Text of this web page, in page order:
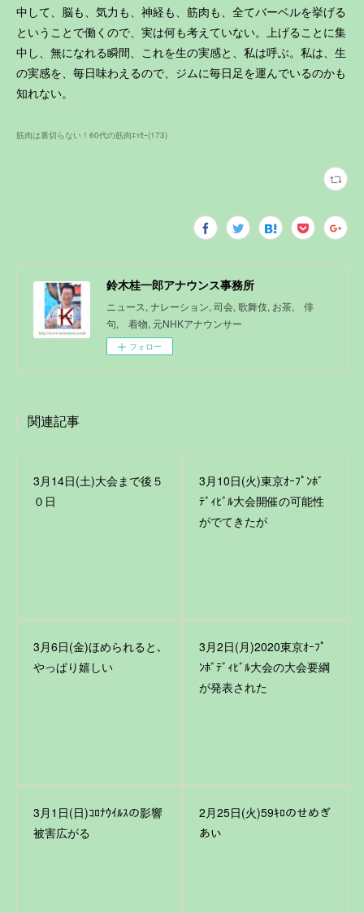
中して、脳も、気力も、神経も、筋肉も、全てバーベルを挙げる
ということで働くので、実は何も考えていない。上げることに集
中し、無になれる瞬間、これを生の実感と、私は呼ぶ。私は、生
の実感を、毎日味わえるので、ジムに毎日足を運んでいるのかも
知れない。
筋肉は裏切らない！60代の筋肉ｴｯｾｰ(173)
鈴木桂一郎アナウンス事務所
ニュース, ナレーション, 司会, 歌舞伎, お茶, 俳
句, 着物, 元NHKアナウンサー
フォロー
関連記事
3月14日(土)大会まで後５
０日
3月10日(火)東京ｵｰﾌﾟﾝﾎﾞ
ﾃﾞｨﾋﾞﾙ大会開催の可能性
がでてきたが
3月6日(金)ほめられると､
やっぱり嬉しい
3月2日(月)2020東京ｵｰﾌﾟ
ﾝﾎﾞﾃﾞｨﾋﾞﾙ大会の大会要綱
が発表された
3月1日(日)ｺﾛﾅｳｲﾙｽの影響
被害広がる
2月25日(火)59ｷﾛのせめぎ
あい